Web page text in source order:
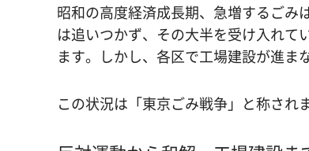
昭和の高度経済成長期、急増するごみ
は追いつかず、その大半を受け入れて
ます。しかし、各区で工場建設が進ま
この状況は「東京ごみ戦争」と称され